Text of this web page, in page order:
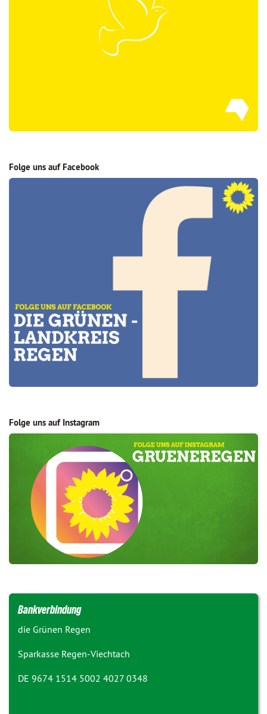
Folge uns auf Facebook
Folge uns auf Instagram
Bankverbindung
die Grünen Regen
Sparkasse Regen-Viechtach
DE 9674 1514 5002 4027 0348